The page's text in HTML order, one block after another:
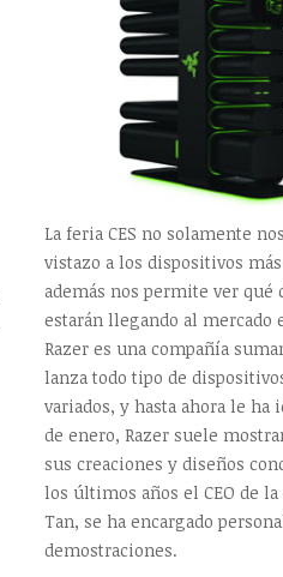
La feria CES no solamente
vistazo a los dispositivos
además nos permite ver qué
estarán llegando al mercado
Razer es una compañía
lanza todo tipo de
variados, y hasta ahora le ha
de enero, Razer suele
sus creaciones y diseños
los últimos años el CEO de
Tan, se ha encargado
demostraciones.